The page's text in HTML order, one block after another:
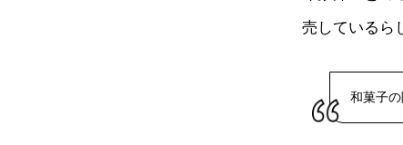
売しているら
和菓子